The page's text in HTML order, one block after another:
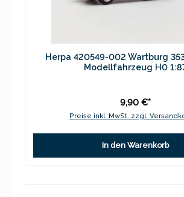
Herpa 420549-002 Wartburg
Modellfahrzeug H0
9,90 €*
Preise inkl. MwSt. zzgl.
In den Warenkorb